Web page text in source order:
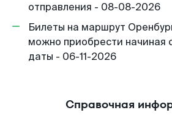
отправления - 08-08-2026
Билеты на маршрут
можно приобрести начиная
даты - 06-11-2026
Справочная